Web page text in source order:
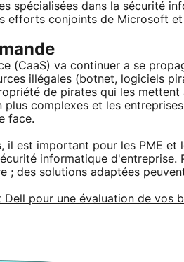
spécialisées dans la sécurité
efforts conjoints de Microsoft
(CaaS) va continuer a se
illégales (botnet, logiciels
de pirates qui les
plus complexes et les
face.
il est important pour les PME et
informatique d'entreprise.
; des solutions adaptées
pour une évaluation de vos